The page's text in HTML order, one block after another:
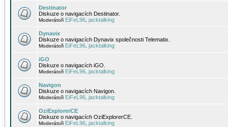
Destinator
Diskuze o navigacích Destinator.
Moderátoři EiFeL96 jacktalking
Dynavix
Diskuze o navigacích Dynavix společnosti Telematix.
Moderátoři EiFeL96 jacktalking
iGO
Diskuze o navigacích iGO.
Moderátoři EiFeL96 jacktalking
Navigon
Diskuze o navigacích Navigon.
Moderátoři EiFeL96 jacktalking
OziExplorerCE
Diskuze o navigacích OziExplorerCE.
Moderátoři EiFeL96 jacktalking